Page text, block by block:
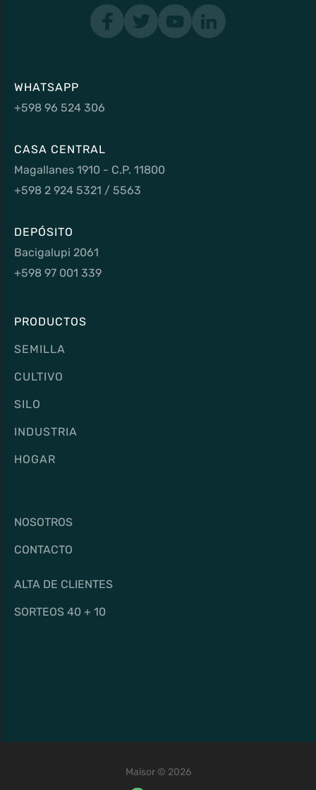
WHATSAPP
+598 96 524 306
CASA CENTRAL
Magallanes 1910 - C.P. 11800
+598 2 924 5321 / 5563
DEPÓSITO
Bacigalupi 2061
+598 97 001 339
PRODUCTOS
SEMILLA
CULTIVO
SILO
INDUSTRIA
HOGAR
NOSOTROS
CONTACTO
ALTA DE CLIENTES
SORTEOS 40 + 10
Maisor © 2026